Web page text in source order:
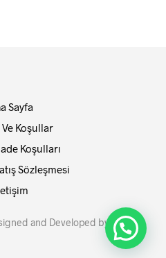
sayfasından
seçilebilir
Sayfa
Koşullar
Koşulları
Sözleşmesi
and Developed by SMY